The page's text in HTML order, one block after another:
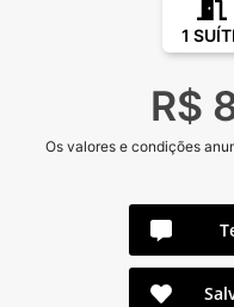
1
R$
Os valores e condições